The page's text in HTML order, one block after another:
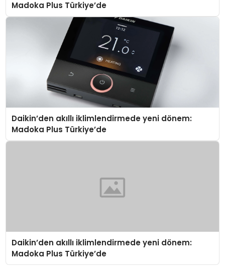
Madoka Plus Türkiye’de
Daikin’den akıllı iklimlendirmede yeni dönem:
Madoka Plus Türkiye’de
Daikin’den akıllı iklimlendirmede yeni dönem:
Madoka Plus Türkiye’de